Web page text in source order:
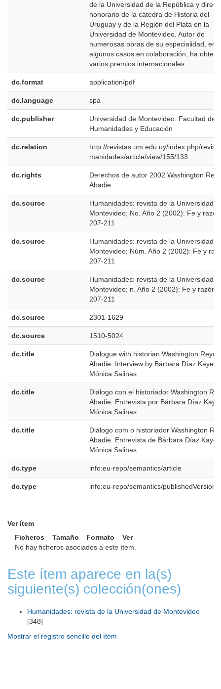
de la Universidad de la República y
honorario de la cátedra de Historia del
Uruguay y de la Región del Plata en la
Universidad de Montevideo. Autor de
numerosas obras de su especialidad, en
algunos casos en colaboración, ha
varios premios internacionales.
dc.format application/pdf
dc.language spa
dc.publisher
Universidad de Montevideo. Facultad de
Humanidades y Educación
dc.relation
http://revistas.um.edu.uy/index.php/
manidades/article/view/155/133
dc.rights
Derechos de autor 2002 Washington
Abadie
dc.source
Humanidades: revista de la Universidad
Montevideo; No. Año 2 (2002): Fe y
207-211
dc.source
Humanidades: revista de la Universidad
Montevideo; Núm. Año 2 (2002): Fe y
207-211
dc.source
Humanidades: revista de la Universidad
Montevideo; n. Año 2 (2002): Fe y razón;
207-211
dc.source 2301-1629
dc.source 1510-5024
dc.title
Dialogue with historian Washington Reyes
Abadie. Interview by Bárbara Díaz Kayel
Mónica Salinas
dc.title
Diálogo con el historiador Washington
Abadie. Entrevista por Bárbara Díaz
Mónica Salinas
dc.title
Diálogo com o historiador Washington
Abadie. Entrevista de Bárbara Díaz Kayel
Mónica Salinas
dc.type info:eu-repo/semantics/article
dc.type info:eu-repo/semantics/publishedVersion
Ver ítem
Ficheros
Tamaño Formato
Ver
No hay ficheros asociados a este ítem.
Este ítem aparece en la(s)
siguiente(s) colección(ones)
Humanidades: revista de la Universidad de Montevideo
[348]
Mostrar el registro sencillo del ítem